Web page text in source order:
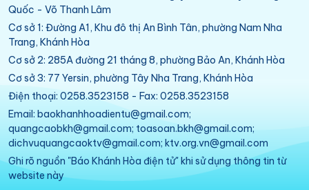
Quốc - Võ Thanh Lâm
Cơ sở 1: Đường A1, Khu đô thị An Bình Tân, phường Nam Nha
Trang, Khánh Hòa
Cơ sở 2: 285A đường 21 tháng 8, phường Bảo An, Khánh Hòa
Cơ sở 3: 77 Yersin, phường Tây Nha Trang, Khánh Hòa
Điện thoại: 0258.3523158 - Fax: 0258.3523158
Email: baokhanhhoadientu@gmail.com;
quangcaobkh@gmail.com; toasoan.bkh@gmail.com;
dichvuquangcaoktv@gmail.com; ktv.org.vn@gmail.com
Ghi rõ nguồn "Báo Khánh Hòa điện tử" khi sử dụng thông tin từ
website này